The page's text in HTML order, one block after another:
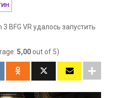
3 BFG VR удалось запустить
5,00out of 5)